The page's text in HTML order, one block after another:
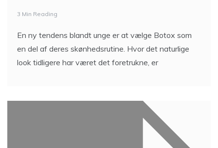
3 Min Reading
En ny tendens blandt unge er at vælge Botox som
en del af deres skønhedsrutine. Hvor det naturlige
look tidligere har været det foretrukne, er